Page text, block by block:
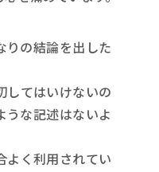
の結論を出した
してはいけないの
な記述はないよ
よく利用されてい